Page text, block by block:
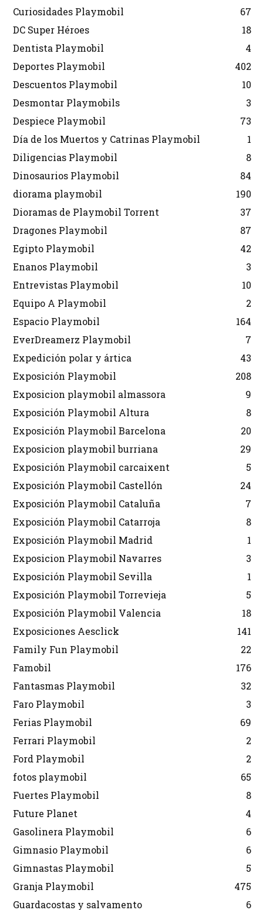
Curiosidades Playmobil
67
DC Super Héroes
18
Dentista Playmobil
4
Deportes Playmobil
402
Descuentos Playmobil
10
Desmontar Playmobils
3
Despiece Playmobil
73
Día de los Muertos y Catrinas Playmobil
1
Diligencias Playmobil
8
Dinosaurios Playmobil
84
diorama playmobil
190
Dioramas de Playmobil Torrent
37
Dragones Playmobil
87
Egipto Playmobil
42
Enanos Playmobil
3
Entrevistas Playmobil
10
Equipo A Playmobil
2
Espacio Playmobil
164
EverDreamerz Playmobil
7
Expedición polar y ártica
43
Exposición Playmobil
208
Exposicion playmobil almassora
9
Exposición Playmobil Altura
8
Exposición Playmobil Barcelona
20
Exposicion playmobil burriana
29
Exposición Playmobil carcaixent
5
Exposición Playmobil Castellón
24
Exposición Playmobil Cataluña
7
Exposición Playmobil Catarroja
8
Exposición Playmobil Madrid
1
Exposicion Playmobil Navarres
3
Exposición Playmobil Sevilla
1
Exposición Playmobil Torrevieja
5
Exposición Playmobil Valencia
18
Exposiciones Aesclick
141
Family Fun Playmobil
22
Famobil
176
Fantasmas Playmobil
32
Faro Playmobil
3
Ferias Playmobil
69
Ferrari Playmobil
2
Ford Playmobil
2
fotos playmobil
65
Fuertes Playmobil
8
Future Planet
4
Gasolinera Playmobil
6
Gimnasio Playmobil
6
Gimnastas Playmobil
5
Granja Playmobil
475
Guardacostas y salvamento
6